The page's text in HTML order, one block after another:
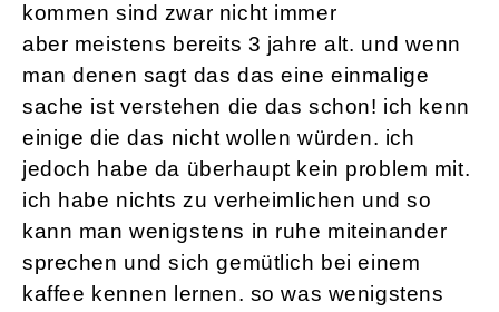
kommen sind zwar nicht immer
aber meistens bereits 3 jahre alt. und wenn
man denen sagt das das eine einmalige
sache ist verstehen die das schon! ich kenn
einige die das nicht wollen würden. ich
jedoch habe da überhaupt kein problem mit.
ich habe nichts zu verheimlichen und so
kann man wenigstens in ruhe miteinander
sprechen und sich gemütlich bei einem
kaffee kennen lernen. so was wenigstens